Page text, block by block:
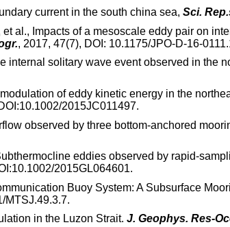
current in the south china sea, Sci.
et al., Impacts of a mesoscale eddy pair on
, 2017, 47(7), DOI: 10.1175/JPO-D-16-
internal solitary wave event observed in the
of eddy kinetic energy in the
2015JC011497.
observed by three bottom-anchored
eddies observed by rapid-
2015GL064601.
Buoy System: A Subsurface
MTSJ.49.3.7.
in the Luzon Strait. J. Geophys. Res-